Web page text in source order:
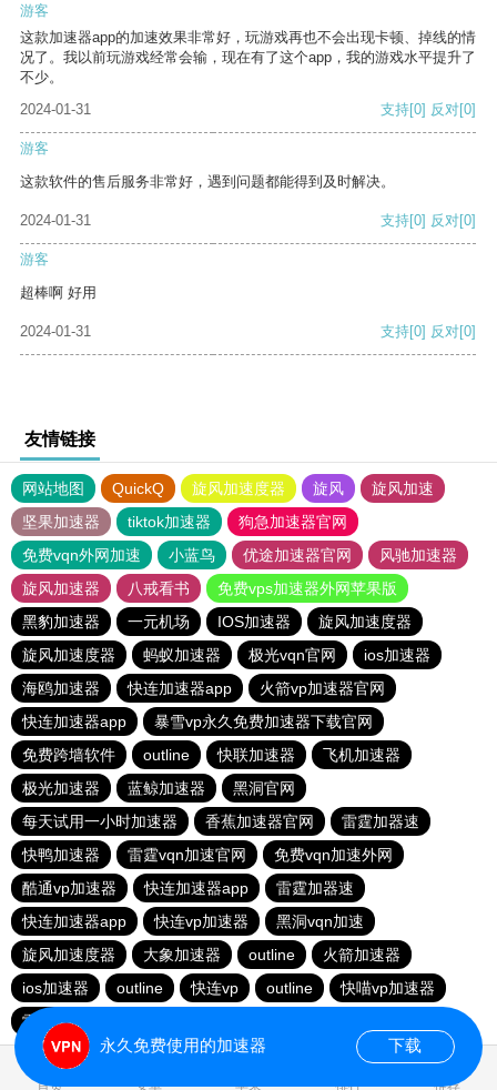
游客
这款加速器app的加速效果非常好，玩游戏再也不会出现卡顿、掉线的情
况了。我以前玩游戏经常会输，现在有了这个app，我的游戏水平提升了
不少。
2024-01-31
支持[0] 反对[0]
游客
这款软件的售后服务非常好，遇到问题都能得到及时解决。
2024-01-31 支持[0] 反对[0]
游客
超棒啊 好用
2024-01-31 支持[0] 反对[0]
友情链接
网站地图 QuickQ 旋风加速度器 旋风
旋风加速
坚果加速器
tiktok加速器
狗急加速器官网
免费vqn外网加速
小蓝鸟 优途加速器官网
风驰加速器
旋风加速器
八戒看书
免费vps加速器外网苹果版
黑豹加速器
一元机场 IOS加速器
旋风加速度器
旋风加速度器
蚂蚁加速器 极光vqn官网
ios加速器
海鸥加速器
快连加速器app
火箭vp加速器官网
快连加速器app
暴雪vp永久免费加速器下载官网
免费跨墙软件
outline 快联加速器
飞机加速器
极光加速器
蓝鲸加速器
黑洞官网
每天试用一小时加速器
香蕉加速器官网
雷霆加器速
快鸭加速器
雷霆vqn加速官网
免费vqn加速外网
酷通vp加速器
快连加速器app
雷霆加器速
快连加速器app
快连vp加速器
黑洞vqn加速
旋风加速度器
大象加速器 outline
火箭加速器
ios加速器
outline 快连vp outline
快喵vp加速器
雷霆加器速
首页 安卓 苹果 排行 推荐
永久免费使用的加速器 下载
1.395614s